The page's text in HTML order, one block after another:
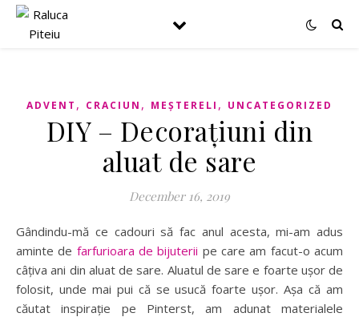
ADVENT , CRACIUN , MEȘTERELI , UNCATEGORIZED
DIY – Decorațiuni din
aluat de sare
December 16, 2019
Gândindu-mă ce cadouri să fac anul acesta, mi-am adus
aminte de farfurioara de bijuterii pe care am facut-o acum
câțiva ani din aluat de sare. Aluatul de sare e foarte ușor de
folosit, unde mai pui că se usucă foarte ușor. Așa că am
căutat inspirație pe Pinterst, am adunat materialele